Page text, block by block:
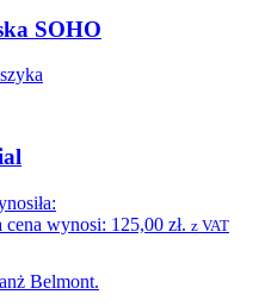
SOHO
wynosi: 125,00 zł. z VAT